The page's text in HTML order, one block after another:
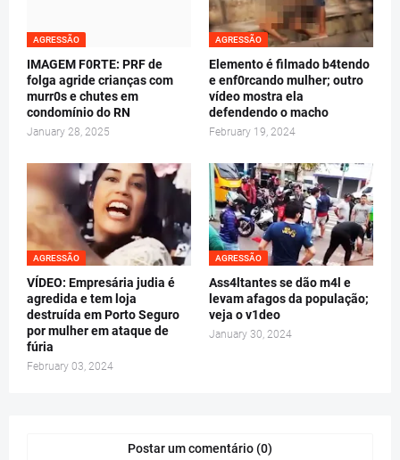
AGRESSÃO
IMAGEM F0RTE: PRF de
folga agride crianças com
murr0s e chutes em
condomínio do RN
January 28, 2025
AGRESSÃO
Elemento é filmado b4tendo
e enf0rcando mulher; outro
vídeo mostra ela
defendendo o macho
February 19, 2024
AGRESSÃO
VÍDEO: Empresária judia é
agredida e tem loja
destruída em Porto Seguro
por mulher em ataque de
fúria
February 03, 2024
AGRESSÃO
Ass4ltantes se dão m4l e
levam afagos da população;
veja o v1deo
January 30, 2024
Postar um comentário (0)